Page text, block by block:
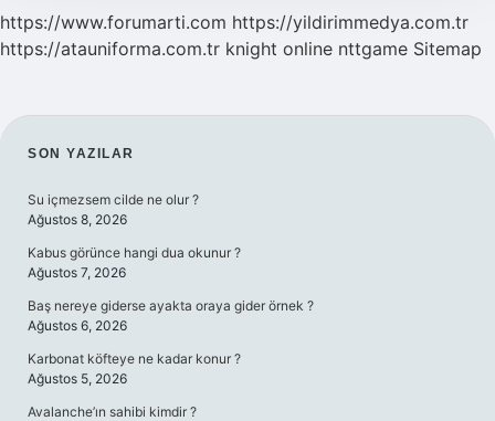
https://www.forumarti.com https://yildirimmedya.com.tr
https://atauniforma.com.tr knight online nttgame Sitemap
SIDEBAR
SON YAZILAR
Su içmezsem cilde ne olur ?
Ağustos 8, 2026
Kabus görünce hangi dua okunur ?
Ağustos 7, 2026
Baş nereye giderse ayakta oraya gider örnek ?
Ağustos 6, 2026
Karbonat köfteye ne kadar konur ?
Ağustos 5, 2026
Avalanche’ın sahibi kimdir ?